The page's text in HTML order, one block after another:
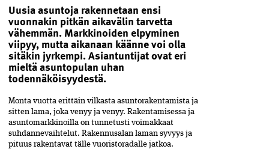
Uusia asuntoja rakennetaan ensi
vuonnakin pitkän aikavälin tarvetta
vähemmän. Markkinoiden elpyminen
viipyy, mutta aikanaan käänne voi olla
sitäkin jyrkempi. Asiantuntijat ovat eri
mieltä asuntopulan uhan
todennäköisyydestä.
Monta vuotta erittäin vilkas­ta asuntorakentamista ja
sitten lama,­ joka­ venyy ja venyy. ­Rakentamisessa ja
asuntomarkkinoilla on tunnetusti voimakkaat
suhdannevaihtelut. Rakennusalan laman syvyys ja
pituus rakentavat tälle vuoristo­radalle jatkoa.